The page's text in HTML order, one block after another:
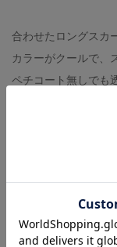
合わせたロングスカ
カラーがクールで、
ペチコート無しでも
スカート(size：フリ
COGTHEBIGSMOKE